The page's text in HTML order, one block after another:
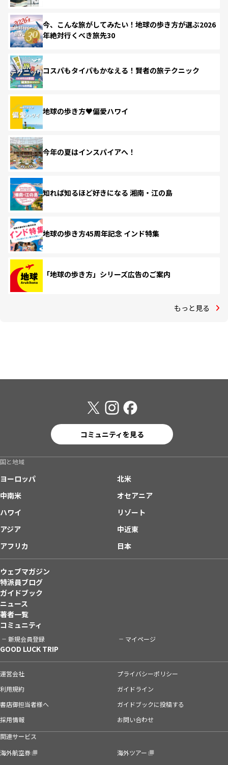
今、こんな旅がしてみたい！地球の歩き方が選ぶ2026
年絶対行くべき旅先30
コスパもタイパもかなえる！賢者の旅テクニック
地球の歩き方♥偏愛ハワイ
今年の夏はインスパイアへ！
知れば知るほど好きになる 湘南・江の島
地球の歩き方45周年記念 インド特集
「地球の歩き方」シリーズ広告のご案内
もっと見る
コミュニティを見る
国と地域
ヨーロッパ
北米
中南米
オセアニア
ハワイ
リゾート
アジア
中近東
アフリカ
日本
ウェブマガジン
特派員ブログ
ガイドブック
ニュース
著者一覧
コミュニティ
新規会員登録 マイページ
GOOD LUCK TRIP
運営会社
プライバシーポリシー
利用規約
ガイドライン
書店御担当者様へ
ガイドブックに投稿する
採用情報
お問い合わせ
関連サービス
海外航空券
海外ツアー